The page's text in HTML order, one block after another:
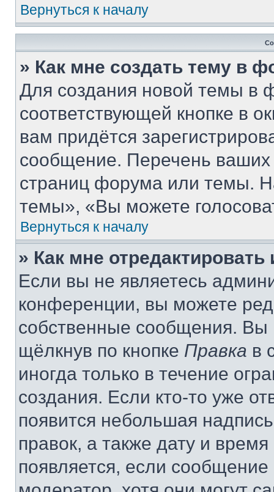
Вернуться к началу
» Как мне создать тему в
Для создания новой темы в
соответствующей кнопке в
вам придётся
сообщение. Перечень ваших
страниц форума или темы.
темы», «Вы можете
Вернуться к началу
» Как мне
Если вы не являетесь
конференции, вы можете
собственные сообщения. Вы
щёлкнув по кнопке Правка в
иногда только в течение
создания. Если кто-то уже
появится небольшая
правок, а также дату и
появляется, если